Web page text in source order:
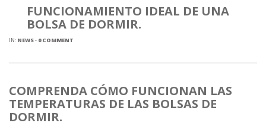
FUNCIONAMIENTO IDEAL DE UNA
BOLSA DE DORMIR.
IN: NEWS- 0 COMMENT
COMPRENDA CÓMO FUNCIONAN LAS
TEMPERATURAS DE LAS BOLSAS DE
DORMIR.